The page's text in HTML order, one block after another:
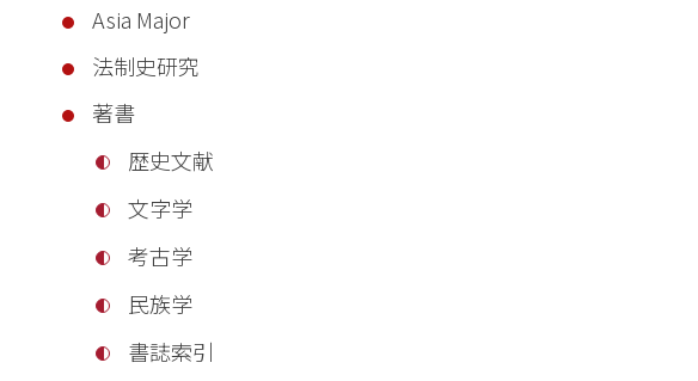
Asia Major
法制史研究
著書
歴史文献
文字学
考古学
民族学
書誌索引